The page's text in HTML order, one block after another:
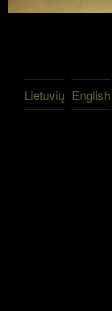
Lietuvių English